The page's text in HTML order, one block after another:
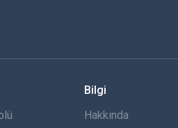
Bilgi
Hakkında